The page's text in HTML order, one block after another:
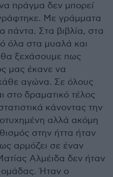
πράγμα δεν μπορεί
Με γράμματα
πάντα. Στα βιβλία, στα
όλα στα μυαλά και
θα ξεχάσουμε πως
μας έκανε να
αγώνα. Σε όλους
στο δραματικό τέλος
κάνοντας την
αλλά ακόμη
στην ήττα ήταν
αρμόζει σε έναν
Αλμέιδα δεν ήταν
ομάδας. Ήταν ο